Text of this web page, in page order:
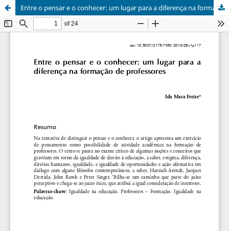
Entre o pensar e o conhecer: um lugar para a diferença na formação de professores